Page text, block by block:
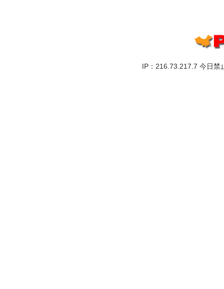
IP：216.73.217.7 今日禁